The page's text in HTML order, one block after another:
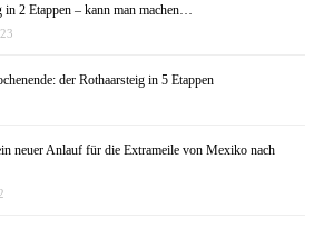
in 2 Etappen – kann man machen…
der Rothaarsteig in 5 Etappen
neuer Anlauf für die Extrameile von Mexiko nach